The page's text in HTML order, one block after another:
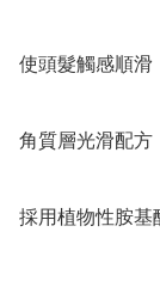
使頭髮觸感順滑
角質層光滑配方
採用植物性胺基